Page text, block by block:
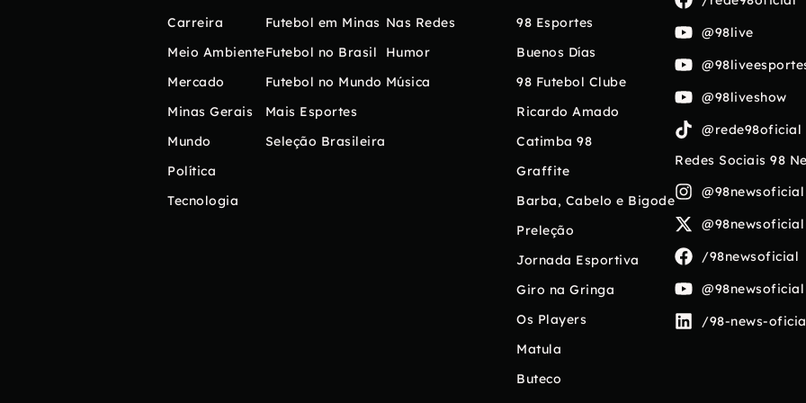
Carreira
Meio Ambiente
Mercado
Minas Gerais
Mundo
Política
Tecnologia
Futebol em Minas
Futebol no Brasil
Futebol no Mundo
Mais Esportes
Seleção Brasileira
Nas Redes
Humor
Música
98 Esportes
Buenos Días
98 Futebol Clube
Ricardo Amado
Catimba 98
Graffite
Barba, Cabelo e Bigode
Preleção
Jornada Esportiva
Giro na Gringa
Os Players
Matula
Buteco
@98live
@98liveshow
@rede98oficial
Redes Sociais 98
@98newsoficial
@98newsoficial
/98newsoficial
@98newsoficial
/98-news-